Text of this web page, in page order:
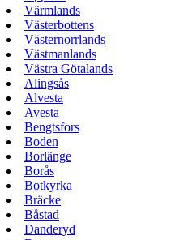
Värmlands
Västerbottens
Västernorrlands
Västmanlands
Västra Götalands
Alingsås
Alvesta
Avesta
Bengtsfors
Boden
Borlänge
Borås
Botkyrka
Bräcke
Båstad
Danderyd